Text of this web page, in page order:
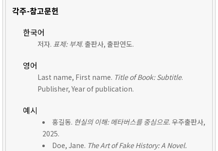
각주-참고문헌
한국어
저자. 표제: 부제. 출판사, 출판연도.
영어
Last name, First name. Title of Book: Subtitle.
Publisher, Year of publication.
예시
홍길동. 현실의 이해: 메타버스를 중심으로. 우주출판사,
2025.
Doe, Jane. The Art of Fake History: A Novel.